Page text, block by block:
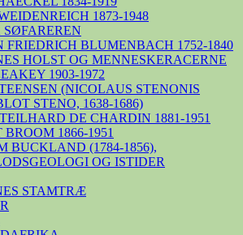
1873-1948
FRIEDRICH BLUMENBACH 1752-1840
HOLST OG MENNESKERACERNE
1903-1972
(NICOLAUS STENONIS
STENO, 1638-1686)
DE CHARDIN 1881-1951
BROOM 1866-1951
BUCKLAND (1784-1856),
OG ISTIDER
STAMTRÆ